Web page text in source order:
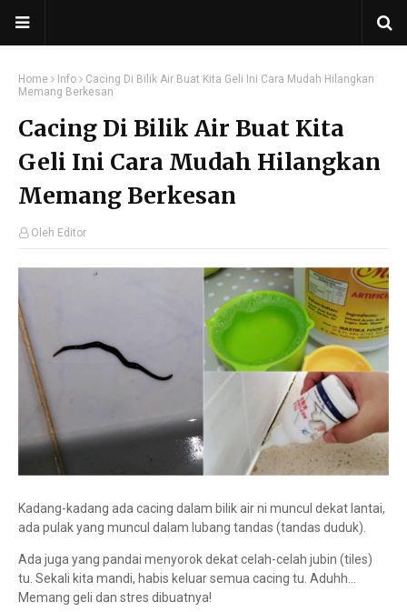
Home Info
Cacing Di Bilik Air Buat Kita Geli Ini Cara Mudah Hilangkan
Memang Berkesan
Cacing Di Bilik Air Buat Kita
Geli Ini Cara Mudah Hilangkan
Memang Berkesan
Oleh Editor
Kadang-kadang ada cacing dalam bilik air ni muncul dekat lantai,
ada pulak yang muncul dalam lubang tandas (tandas duduk).
Ada juga yang pandai menyorok dekat celah-celah jubin (tiles)
tu. Sekali kita mandi, habis keluar semua cacing tu. Aduhh…
Memang geli dan stres dibuatnya!